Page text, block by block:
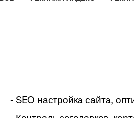
- SEO настройка сайта,